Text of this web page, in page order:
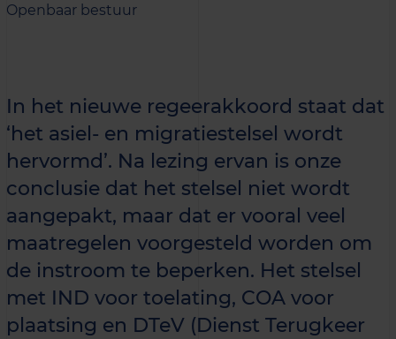
Openbaar bestuur
In het nieuwe regeerakkoord staat dat
‘het asiel- en migratiestelsel wordt
hervormd’. Na lezing ervan is onze
conclusie dat het stelsel niet wordt
aangepakt, maar dat er vooral veel
maatregelen voorgesteld worden om
de instroom te beperken. Het stelsel
met IND voor toelating, COA voor
plaatsing en DTeV (Dienst Terugkeer